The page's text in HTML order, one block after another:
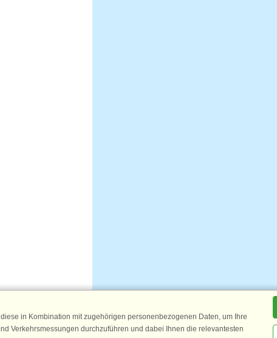
in Kombination mit zugehörigen personenbezogenen Daten, um Ihre
Verkehrsmessungen durchzuführen und dabei Ihnen die relevantesten